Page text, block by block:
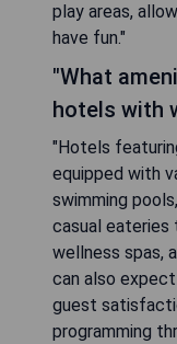
play areas,
have fun."
"What
hotels with
"Hotels
equipped with
swimming
casual eateries
wellness spas,
can also
guest
programming